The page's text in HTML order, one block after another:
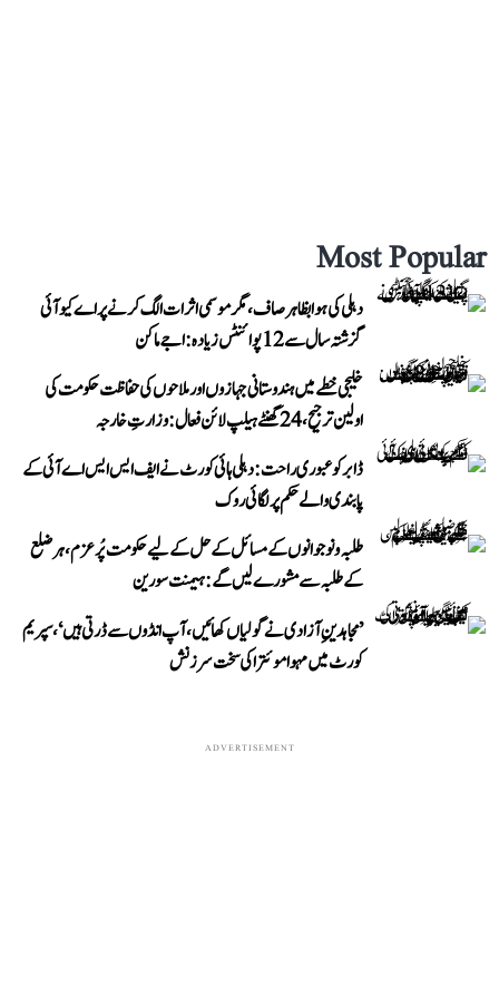
Most Popular
دہلی کی ہوا بظاہر صاف، مگر موسمی اثرات الگ کرنے پر اے کیو آئی
گزشتہ سال سے 12 پوائنٹس زیادہ: اجے ماکن
خلیجی خطے میں ہندوستانی جہازوں اور ملاحوں کی حفاظت حکومت کی
اولین ترجیح، 24 گھنٹے ہیلپ لائن فعال: وزارتِ خارجہ
ڈابر کو عبوری راحت: دہلی ہائی کورٹ نے ایف ایس ایس اے آئی کے
پابندی والے حکم پر لگائی روک
طلبہ و نوجوانوں کے مسائل کے حل کے لیے حکومت پُرعزم، ہر ضلع
کے طلبہ سے مشورے لیں گے: ہیمنت سورین
’مجاہدینِ آزادی نے گولیاں کھائیں، آپ انڈوں سے ڈرتی ہیں‘، سپریم
کورٹ میں مہوا موئترا کی سخت سرزنش
ADVERTISEMENT